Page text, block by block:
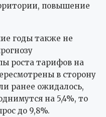
повышение
годы также не
роста тарифов на
в сторону
ранее ожидалось,
на 5,4%, то
до 9,8%.